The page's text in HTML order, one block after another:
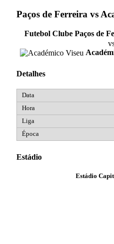
Paços de Ferreira vs
Futebol Clube Paços de
Detalhes
Estádio
Estádio